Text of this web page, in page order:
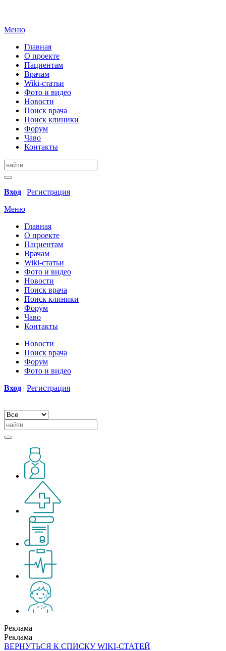
Меню
Главная
О проекте
Пациентам
Врачам
Wiki-статьи
Фото и видео
Новости
Поиск врача
Поиск клиники
Форум
Чаво
Контакты
Вход | Регистрация
Меню
Главная
О проекте
Пациентам
Врачам
Wiki-статьи
Фото и видео
Новости
Поиск врача
Поиск клиники
Форум
Чаво
Контакты
Новости
Поиск врача
Форум
Фото и видео
Вход | Регистрация
Реклама
Реклама
ВЕРНУТЬСЯ К СПИСКУ WIKI-СТАТЕЙ